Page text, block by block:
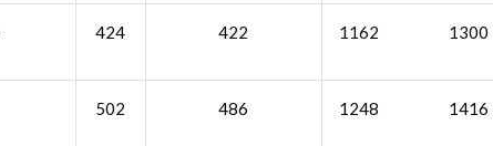
424 422 1162 1300
502 486 1248 1416